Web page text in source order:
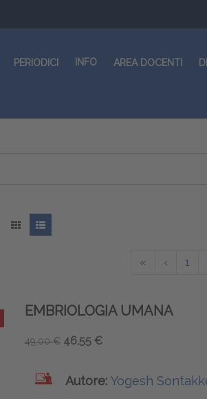
PERIODICI INFO AREA DOCENTI
« ‹ 1
EMBRIOLOGIA UMANA
49,00 € 46,55 €
Autore: Yogesh